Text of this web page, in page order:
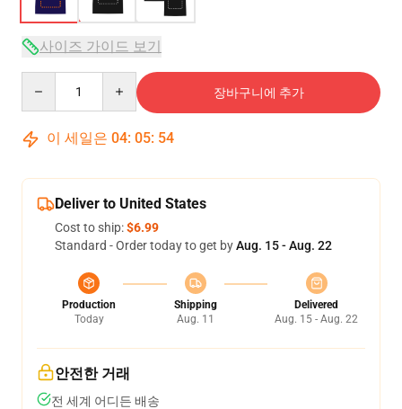
사이즈 가이드 보기
장바구니에 추가
이 세일은 04: 05: 54
Deliver to United States
Cost to ship:$6.99
Standard - Order today to get byAug. 15 - Aug. 22
Production
Today
Shipping
Aug. 11
Delivered
Aug. 15 - Aug. 22
안전한 거래
전 세계 어디든 배송